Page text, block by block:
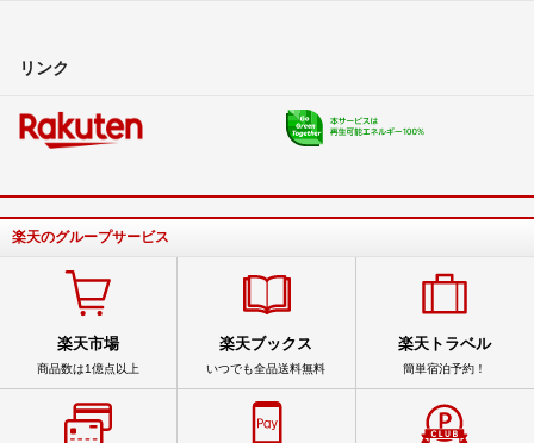
リンク
楽天のグループサービス
楽天市場
商品数は1億点以上
楽天ブックス
いつでも全品送料無料
楽天トラベル
簡単宿泊予約！